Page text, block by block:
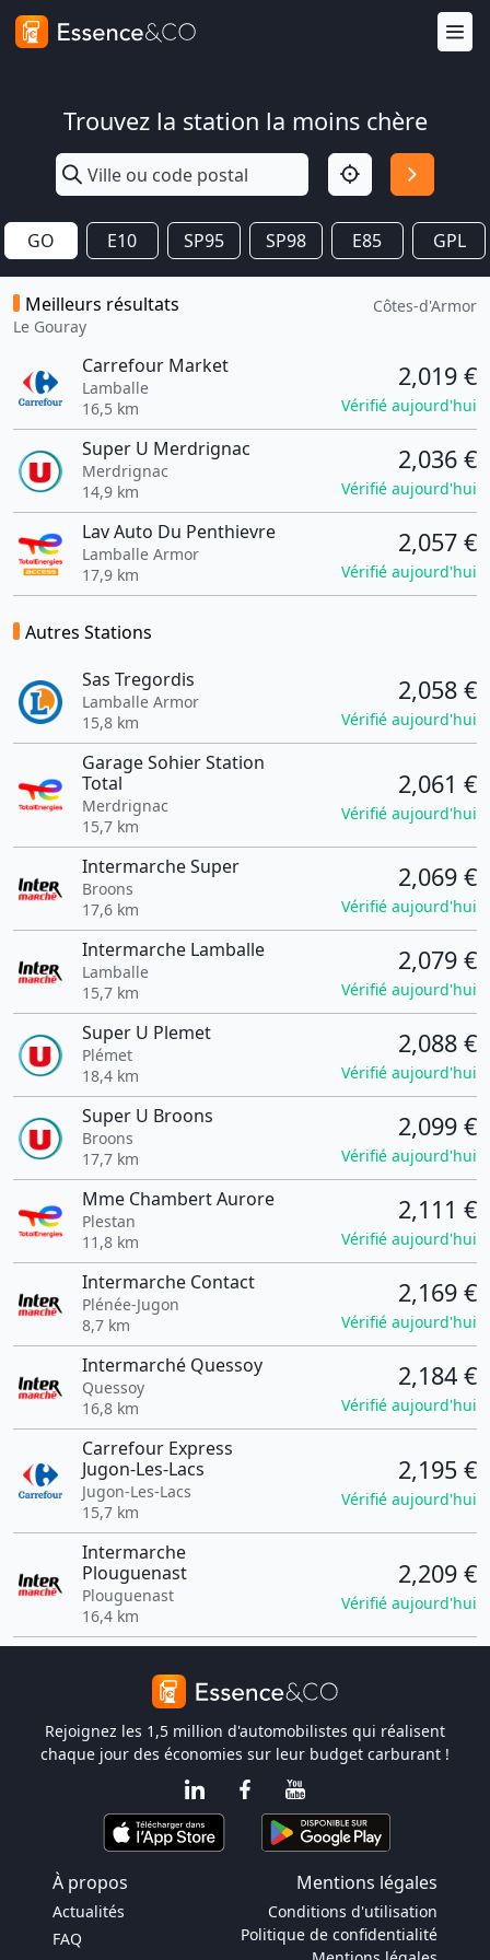
Trouvez la station la moins chère
GO E10 SP95 SP98 E85 GPL
Meilleurs résultats
Le Gouray
Côtes-d'Armor
Carrefour Market
Lamballe
16,5 km
2,019 €
Vérifié aujourd'hui
Super U Merdrignac
Merdrignac
14,9 km
2,036 €
Vérifié aujourd'hui
Lav Auto Du Penthievre
Lamballe Armor
17,9 km
2,057 €
Vérifié aujourd'hui
Autres Stations
Sas Tregordis
Lamballe Armor
15,8 km
2,058 €
Vérifié aujourd'hui
Garage Sohier Station
Total
Merdrignac
15,7 km
2,061 €
Vérifié aujourd'hui
Intermarche Super
Broons
17,6 km
2,069 €
Vérifié aujourd'hui
Intermarche Lamballe
Lamballe
15,7 km
2,079 €
Vérifié aujourd'hui
Super U Plemet
Plémet
18,4 km
2,088 €
Vérifié aujourd'hui
Super U Broons
Broons
17,7 km
2,099 €
Vérifié aujourd'hui
Mme Chambert Aurore
Plestan
11,8 km
2,111 €
Vérifié aujourd'hui
Intermarche Contact
Plénée-Jugon
8,7 km
2,169 €
Vérifié aujourd'hui
Intermarché Quessoy
Quessoy
16,8 km
2,184 €
Vérifié aujourd'hui
Carrefour Express
Jugon-Les-Lacs
Jugon-Les-Lacs
15,7 km
2,195 €
Vérifié aujourd'hui
Intermarche
Plouguenast
Plouguenast
16,4 km
2,209 €
Vérifié aujourd'hui
Rejoignez les 1,5 million d'automobilistes qui réalisent
chaque jour des économies sur leur budget carburant !
À propos Mentions légales
Actualités
FAQ
Conditions d'utilisation
Politique de confidentialité